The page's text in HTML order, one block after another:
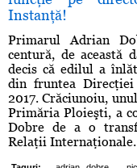
Instanţă!
Primarul Adrian
centură, de această
decis că edilul a
din fruntea
2017. Crăciunoiu,
Primăria Ploieşti, a
Dobre de a o
Relaţii